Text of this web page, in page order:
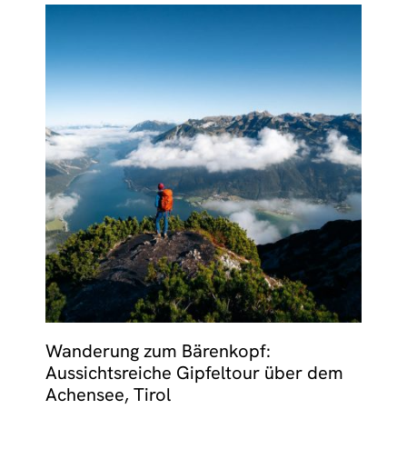
Wanderung zum Bärenkopf:
Aussichtsreiche Gipfeltour über dem
Achensee, Tirol